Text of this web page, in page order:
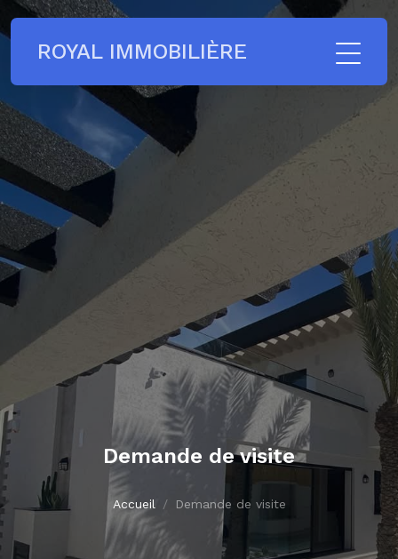
ROYAL IMMOBILIÈRE
Demande de visite
Accueil Demande de visite